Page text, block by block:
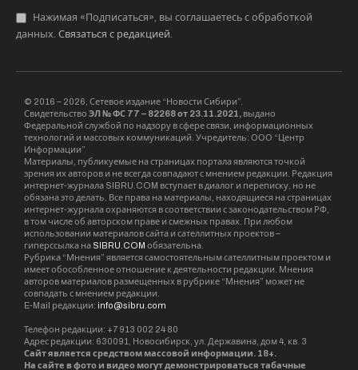
Нажимая «Подписаться», вы соглашаетесь с обработкой
данных. Связаться с редакцией.
© 2016 – 2026, Сетевое издание “Новости Сибири”.
Свидетельство ЭЛ № ФС 77 – 82268 от 23.11.2021, выдано
Федеральной службой по надзору в сфере связи, информационных
технологий и массовых коммуникаций. Учредитель: ООО “Центр
Информации”
Материалы, публикуемые на страницах портала являются точкой
зрения их авторов и не всегда совпадают с мнением редакции. Редакция
интернет-журнала SIBRU.COM вступает в диалог и переписку, но не
обязана это делать. Все права на материалы, находящиеся на страницах
интернет-журнала охраняются в соответствии с законодательством РФ,
в том числе об авторском праве и смежных правах. При любом
использовании материалов сайта и сателлитных проектов –
гиперссылка на SIBRU.COM обязательна.
Рубрика “Мнения” является самостоятельным сателлитным проектом и
имеет обособленное отношение к деятельности редакции. Мнения
авторов материалов размещенных в рубрике “Мнения” может не
совпадать с мнением редакции.
E-Mail редакции: info@sibru.com
Телефон редакции: +7 913 002 24 80
Адрес редакции: 630091, Новосибирск, ул. Державина, дом 4, кв. 3
Сайт является средством массовой информации. 18+.
На сайте в фото и видео могут демонстрироваться табачные